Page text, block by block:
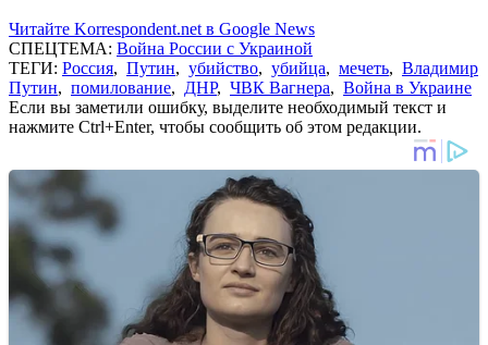
Читайте Korrespondent.net в Google News
СПЕЦТЕМА: Война России с Украиной
ТЕГИ: Россия, Путин, убийство, убийца, мечеть, Владимир
Путин, помилование, ДНР, ЧВК Вагнера, Война в Украине
Если вы заметили ошибку, выделите необходимый текст и
нажмите Ctrl+Enter, чтобы сообщить об этом редакции.